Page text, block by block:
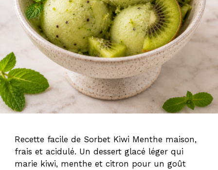
Recette facile de Sorbet Kiwi Menthe maison,
frais et acidulé. Un dessert glacé léger qui
marie kiwi, menthe et citron pour un goût